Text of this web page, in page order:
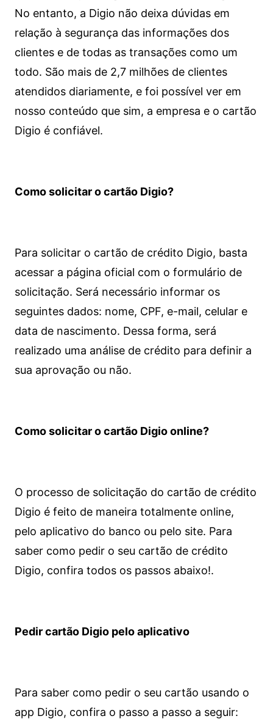
No entanto, a Digio não deixa dúvidas em
relação à segurança das informações dos
clientes e de todas as transações como um
todo. São mais de 2,7 milhões de clientes
atendidos diariamente, e foi possível ver em
nosso conteúdo que sim, a empresa e o cartão
Digio é confiável.
Como solicitar o cartão Digio?
Para solicitar o cartão de crédito Digio, basta
acessar a página oficial com o formulário de
solicitação. Será necessário informar os
seguintes dados: nome, CPF, e-mail, celular e
data de nascimento. Dessa forma, será
realizado uma análise de crédito para definir a
sua aprovação ou não.
Como solicitar o cartão Digio online?
O processo de solicitação do cartão de crédito
Digio é feito de maneira totalmente online,
pelo aplicativo do banco ou pelo site. Para
saber como pedir o seu cartão de crédito
Digio, confira todos os passos abaixo!.
Pedir cartão Digio pelo aplicativo
Para saber como pedir o seu cartão usando o
app Digio, confira o passo a passo a seguir: